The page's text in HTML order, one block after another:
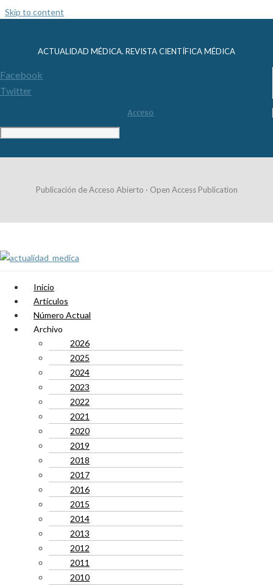
Skip to content
ACTUALIDAD MÉDICA. REVISTA CIENTÍFICA MÉDICA
Facebook
Twitter
Acceso
Publicación de Acceso Abierto · Open Access Publication
Inicio
Artículos
Número Actual
Archivo
2026
2025
2024
2023
2022
2021
2020
2019
2018
2017
2016
2015
2014
2013
2012
2011
2010